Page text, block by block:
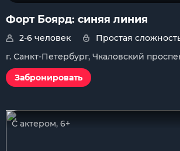
Форт Боярд: синяя линия
2-6 человек
Простая
г. Санкт-Петербург, Чкаловский
Забронировать
С актером, 6+